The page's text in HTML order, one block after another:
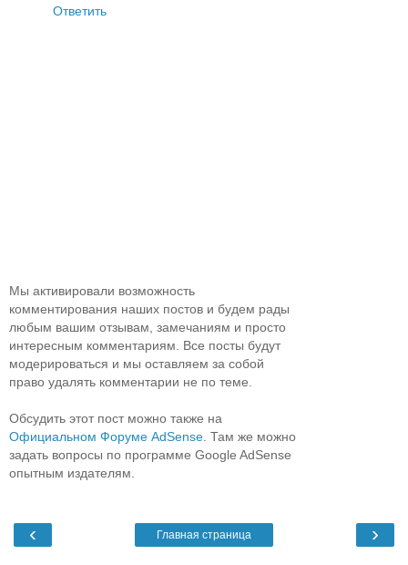
Ответить
Мы активировали возможность
комментирования наших постов и будем рады
любым вашим отзывам, замечаниям и просто
интересным комментариям. Все посты будут
модерироваться и мы оставляем за собой
право удалять комментарии не по теме.
Обсудить этот пост можно также на
Официальном Форуме AdSense. Там же можно
задать вопросы по программе Google AdSense
опытным издателям.
‹ ›
Главная страница